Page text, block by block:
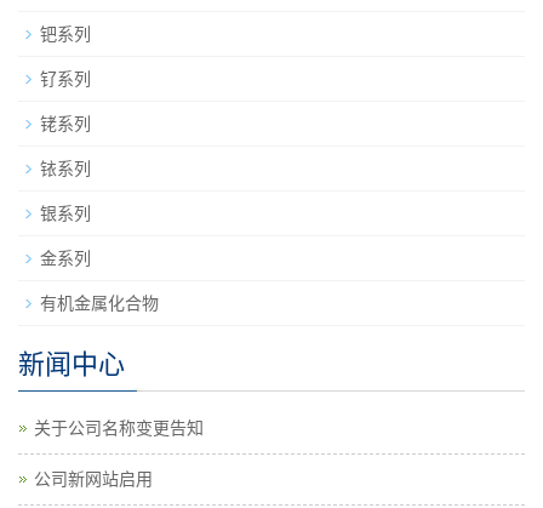
钯系列
钌系列
铑系列
铱系列
银系列
金系列
有机金属化合物
新闻中心
关于公司名称变更告知
公司新网站启用